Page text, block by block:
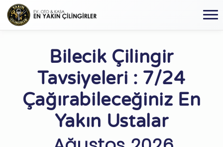
Bilecik Çilingir
Tavsiyeleri : 7/24
Çağırabileceğiniz En
Yakın Ustalar